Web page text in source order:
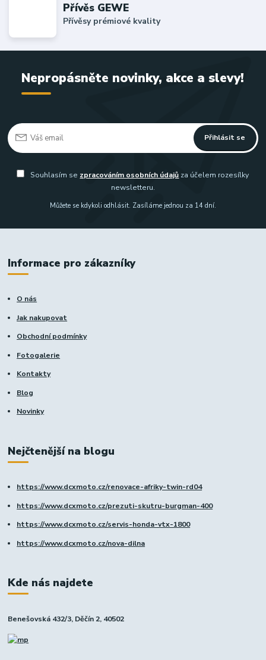
Přívěs GEWE
Přívěsy prémiové kvality
Nepropásněte novinky, akce a slevy!
Přihlásit se
Souhlasím se zpracováním osobních údajů za účelem rozesílky
newsletteru.
Můžete se kdykoli odhlásit. Zasíláme jednou za 14 dní.
Informace pro zákazníky
O nás
Jak nakupovat
Obchodní podmínky
Fotogalerie
Kontakty
Blog
Novinky
Nejčtenější na blogu
https://www.dcxmoto.cz/renovace-afriky-twin-rd04
https://www.dcxmoto.cz/prezuti-skutru-burgman-400
https://www.dcxmoto.cz/servis-honda-vtx-1800
https://www.dcxmoto.cz/nova-dilna
Kde nás najdete
Benešovská 432/3, Děčín 2, 40502